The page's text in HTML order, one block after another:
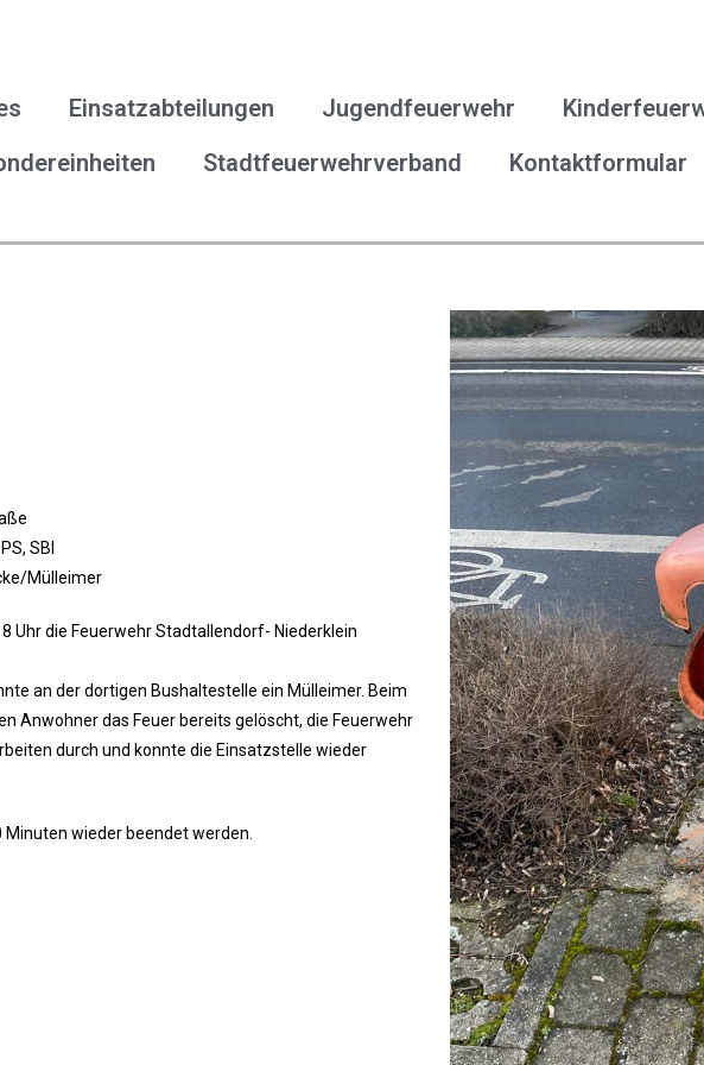
Einsatzabteilungen Jugendfeuerwehr
Stadtfeuerwehrverband Kontaktformular
SBI
Mülleimer
Uhr die Feuerwehr Stadtallendorf- Niederklein
an der dortigen Bushaltestelle ein Mülleimer. Beim
Anwohner das Feuer bereits gelöscht, die Feuerwehr
durch und konnte die Einsatzstelle wieder
Minuten wieder beendet werden.